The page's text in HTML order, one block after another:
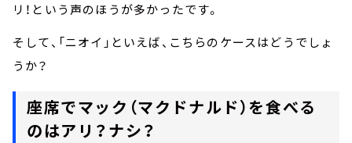
リ！という声のほうが多かったです。
そして、「ニオイ」といえば、こちらのケースはどうでしょ
うか？
座席でマック（マクドナルド）を食べる
のはアリ？ナシ？